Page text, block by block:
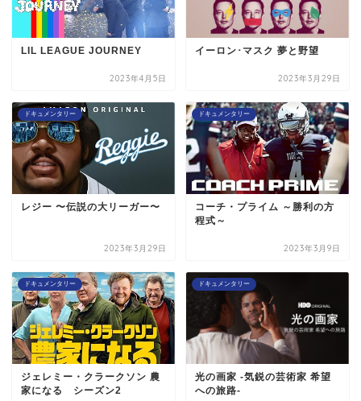
LIL LEAGUE JOURNEY
2023年4月5日
イーロン･マスク 夢と野望
2023年3月29日
ドキュメンタリー
レジー 〜伝説の大リーガー〜
2023年3月29日
ドキュメンタリー
コーチ・プライム ～勝利の方
程式～
2023年3月9日
ドキュメンタリー
ジェレミー・クラークソン 農
家になる シーズン2
ドキュメンタリー
光の画家 -気鋭の芸術家 希望
への旅路-